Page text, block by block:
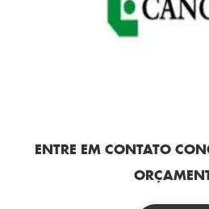
ENTRE EM CONTATO